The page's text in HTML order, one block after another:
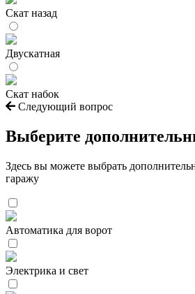
Скат назад
Двускатная
Скат набок
Следующий вопрос
Выберите
Здесь вы можете выбрать
гаражу
Автоматика для ворот
Электрика и свет